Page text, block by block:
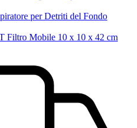
per Detriti del Fondo
Filtro Mobile 10 x 10 x 42 cm